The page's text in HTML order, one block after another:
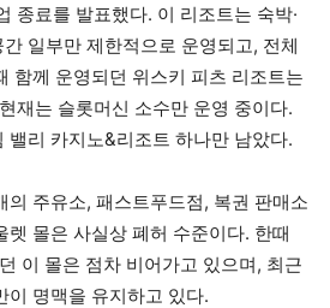
종료를 발표했다. 이 리조트는 숙박·
간 일부만 제한적으로 운영되고, 전체
함께 운영되던 위스키 피츠 리조트는
재는 슬롯머신 소수만 운영 중이다.
밸리 카지노&리조트 하나만 남았다.
의 주유소, 패스트푸드점, 복권 판매소
렛 몰은 사실상 폐허 수준이다. 한때
이 몰은 점차 비어가고 있으며, 최근
이 명맥을 유지하고 있다.